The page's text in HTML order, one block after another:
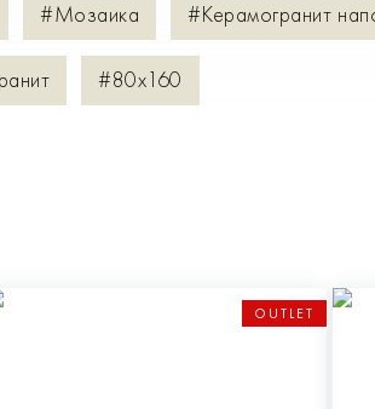
#Мозаика #Керамогранит
#80х160
OUTLET